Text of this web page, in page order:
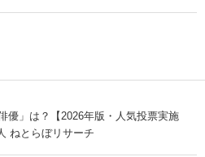
優」は？【2026年版・人気投票実施
ねとらぼリサーチ